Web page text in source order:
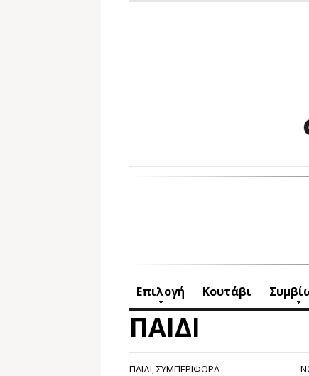
Επιλογή Κουτάβι
ΠΑΙΔΙ
ΠΑΙΔΙ,ΣΥΜΠΕΡΙΦΟΡΑ